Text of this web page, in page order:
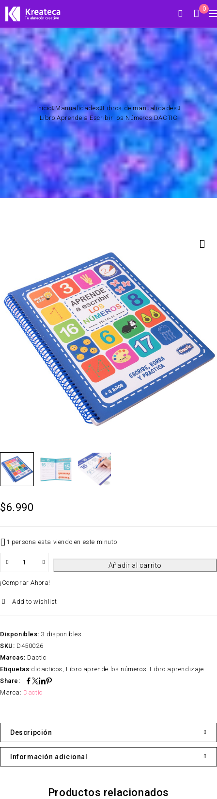
0
Inicio Manualidades Libros de manualidades
Libro Aprende a Escribir los Números DACTIC
$6.990
1 persona esta viendo en este minuto
Añadir al carrito
¡Comprar Ahora!
Add to wishlist
Disponibles: 3 disponibles
SKU: D450026
Marcas: Dactic
Etiquetas:didacticos Libro aprende los números Libro aprendizaje
Share:
Marca: Dactic
Descripción
Información adicional
Productos relacionados